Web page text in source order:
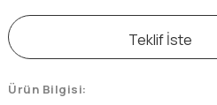
Teklif İste
Ürün Bilgisi: